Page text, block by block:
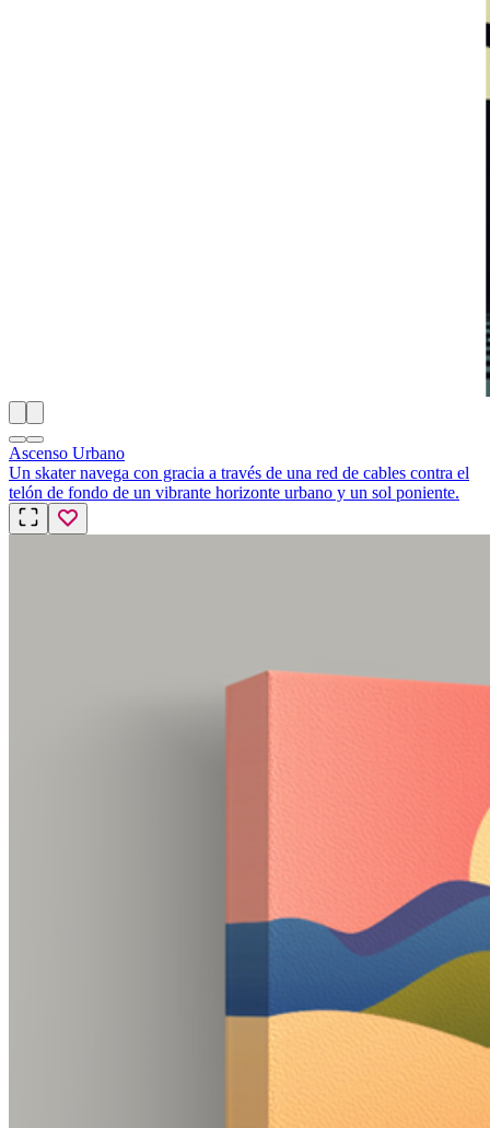
Ascenso Urbano
Un skater navega con gracia a través de una red de cables contra el
telón de fondo de un vibrante horizonte urbano y un sol poniente.